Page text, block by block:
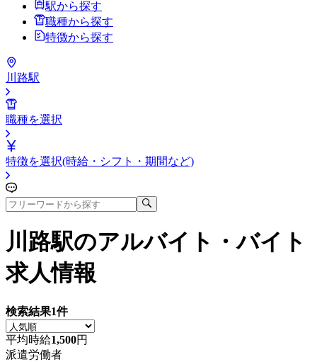
駅から探す
職種から探す
特徴から探す
川路駅
職種を選択
特徴を選択(時給・シフト・期間など)
川路駅のアルバイト・バイト
求人情報
検索結果1件
平均時給1,500円
派遣労働者